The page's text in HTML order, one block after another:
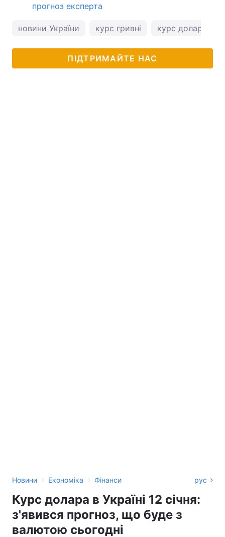
прогноз експерта
новини України курс гривні курс долара
ПІДТРИМАЙТЕ НАС
Новини › Економіка › Фінанси рус
Курс долара в Україні 12 січня:
з'явився прогноз, що буде з
валютою сьогодні